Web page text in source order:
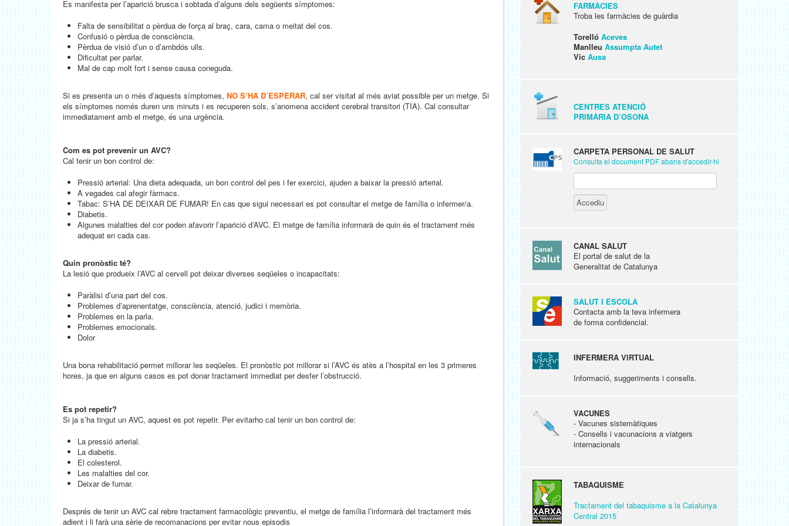
Es manifesta per l’aparició brusca i sobtada d’alguns dels següents símptomes:
Falta de sensibilitat o pèrdua de força al braç, cara, cama o meitat del cos.
Confusió o pèrdua de consciència.
Pèrdua de visió d’un o d’ambdós ulls.
Dificultat per parlar.
Mal de cap molt fort i sense causa coneguda.
Si es presenta un o més d’aquests símptomes, NO S’HA D’ESPERAR, cal ser visitat al més aviat possible per un metge. Si
els símptomes només duren uns minuts i es recuperen sols, s’anomena accident cerebral transitori (TIA). Cal consultar
immediatament amb el metge, és una urgència.
Com es pot prevenir un AVC?
Cal tenir un bon control de:
Pressió arterial: Una dieta adequada, un bon control del pes i fer exercici, ajuden a baixar la pressió arterial.
A vegades cal afegir fàrmacs.
Tabac: S’HA DE DEIXAR DE FUMAR! En cas que sigui necessari es pot consultar el metge de família o infermer/a.
Diabetis.
Algunes malalties del cor poden afavorir l’aparició d’AVC. El metge de família informarà de quin és el tractament més
adequat en cada cas.
Quin pronòstic té?
La lesió que produeix l’AVC al cervell pot deixar diverses seqüeles o incapacitats:
Paràlisi d’una part del cos.
Problemes d’aprenentatge, consciència, atenció, judici i memòria.
Problemes en la parla.
Problemes emocionals.
Dolor
Una bona rehabilitació permet millorar les seqüeles. El pronòstic pot millorar si l’AVC és atès a l’hospital en les 3 primeres
hores, ja que en alguns casos es pot donar tractament immediat per desfer l’obstrucció.
Es pot repetir?
Si ja s’ha tingut un AVC, aquest es pot repetir. Per evitarho cal tenir un bon control de:
La pressió arterial.
La diabetis.
El colesterol.
Les malalties del cor.
Deixar de fumar.
Després de tenir un AVC cal rebre tractament farmacològic preventiu, el metge de família l’informarà del tractament més
adient i li farà una sèrie de recomanacions per evitar nous episodis
FARMÀCIES
Troba les farmàcies de guàrdia
Torelló Aceves
Manlleu Assumpta Autet
Vic Ausa
CENTRES ATENCIÓ
PRIMÀRIA D’OSONA
CARPETA PERSONAL DE SALUT
Consulta el document PDF abans d'accedir-hi
CANAL SALUT
El portal de salut de la
Generalitat de Catalunya
SALUT I ESCOLA
Contacta amb la teva infermera
de forma confidencial.
INFERMERA VIRTUAL
Informació, suggeriments i consells.
VACUNES
- Vacunes sistemàtiques
- Consells i vacunacions a viatgers
internacionals
TABAQUISME
Tractament del tabaquisme a la Catalunya
Central 2015